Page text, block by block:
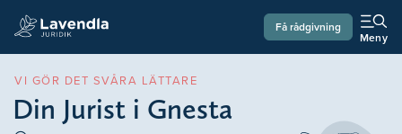
Få rådgivning
Meny
VI GÖR DET SVÅRA LÄTTARE
Din Jurist i Gnesta